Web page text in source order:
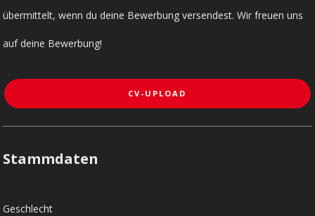
übermittelt, wenn du deine Bewerbung versendest. Wir freuen uns
auf deine Bewerbung!
CV-UPLOAD
Stammdaten
Geschlecht